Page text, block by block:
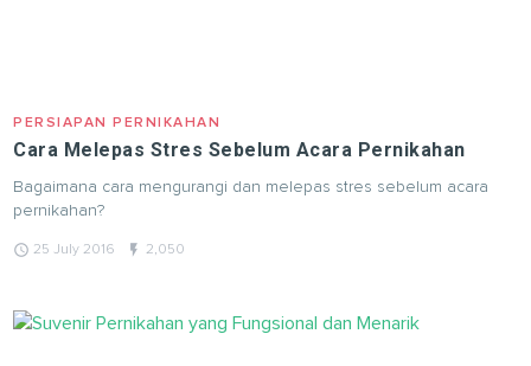
PERSIAPAN PERNIKAHAN
Cara Melepas Stres Sebelum Acara Pernikahan
Bagaimana cara mengurangi dan melepas stres sebelum acara
pernikahan?
query_builder 25 July 2016 flash_on 2,050